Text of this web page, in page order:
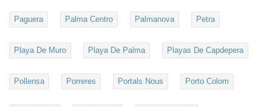
Paguera Palma Centro Palmanova Petra
Playa De Muro Playa De Palma Playas De Capdepera
Pollensa Porreres Portals Nous Porto Colom